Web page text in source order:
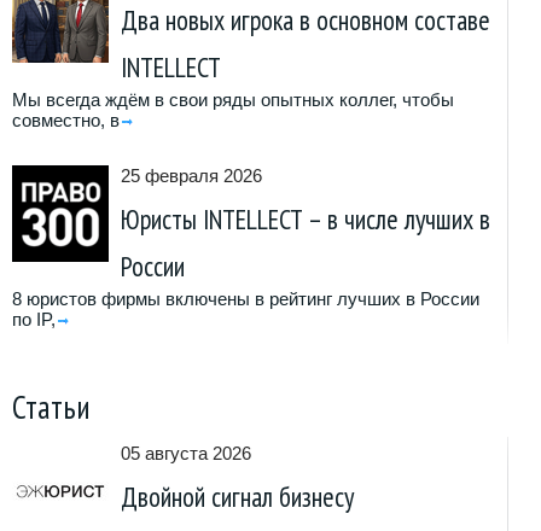
Два новых игрока в основном составе
INTELLECT
Мы всегда ждём в свои ряды опытных коллег, чтобы
совместно, в
25 февраля 2026
Юристы INTELLECT – в числе лучших в
России
8 юристов фирмы включены в рейтинг лучших в России
по IP,
Статьи
05 августа 2026
Двойной сигнал бизнесу